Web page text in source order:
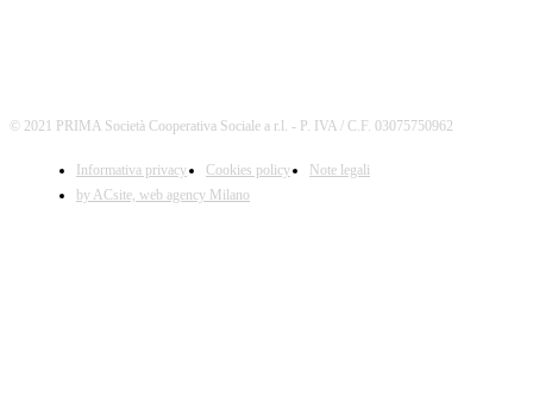
© 2021 PRIMA Società Cooperativa Sociale a r.l. - P. IVA / C.F. 03075750962
Informativa privacy Cookies policy
Note legali
by ACsite, web agency Milano